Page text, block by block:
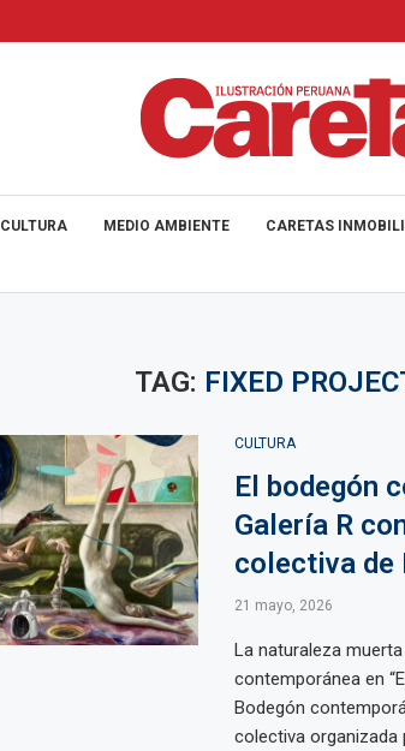
CULTURA MEDIO AMBIENTE CARETAS
TAG: FIXED
CULTURA
El bodegón
Galería R
colectiva de
21 mayo, 2026
La naturaleza
contemporánea en
Bodegón
colectiva organizada